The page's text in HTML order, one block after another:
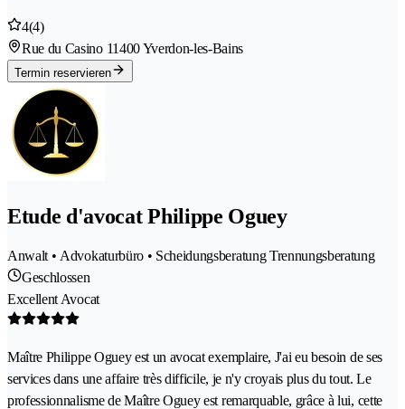
4(4)
Rue du Casino 11400 Yverdon-les-Bains
Termin reservieren
Etude d'avocat Philippe Oguey
Anwalt • Advokaturbüro • Scheidungsberatung Trennungsberatung
Geschlossen
Excellent Avocat
Maître Philippe Oguey est un avocat exemplaire, J'ai eu besoin de ses
services dans une affaire très difficile, je n'y croyais plus du tout. Le
professionnalisme de Maître Oguey est remarquable, grâce à lui, cette